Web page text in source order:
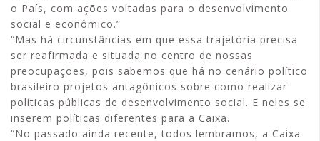
o País, com ações voltadas para o desenvolvimento
social e econômico.”
“Mas há circunstâncias em que essa trajetória precisa
ser reafirmada e situada no centro de nossas
preocupações, pois sabemos que há no cenário político
brasileiro projetos antagônicos sobre como realizar
políticas públicas de desenvolvimento social. E neles se
inserem políticas diferentes para a Caixa.
“No passado ainda recente, todos lembramos, a Caixa